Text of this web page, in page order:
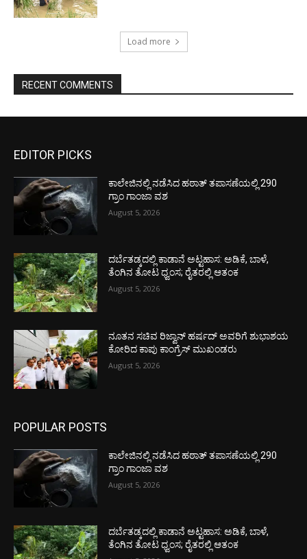
Load more
RECENT COMMENTS
EDITOR PICKS
ಕಾಲೇಜಿನಲ್ಲಿ ನಡೆಸಿದ ಹಠಾತ್ ತಪಾಸಣೆಯಲ್ಲಿ 290
ಗ್ರಾಂ ಗಾಂಜಾ ವಶ
August 5, 2026
ದರ್ಬೆತಡ್ಕದಲ್ಲಿ ಕಾಡಾನೆ ಅಟ್ಟಹಾಸ: ಅಡಿಕೆ, ಬಾಳೆ,
ತೆಂಗಿನ ತೋಟ ಧ್ವಂಸ; ರೈತರಲ್ಲಿ ಆತಂಕ
August 5, 2026
ನೂತನ ಸಚಿವ ರಿಜ್ವಾನ್ ಹರ್ಷದ್ ಅವರಿಗೆ ಶುಭಾಶಯ
ಕೋರಿದ ಕಾಪು ಕಾಂಗ್ರೆಸ್ ಮುಖಂಡರು
August 5, 2026
POPULAR POSTS
ಕಾಲೇಜಿನಲ್ಲಿ ನಡೆಸಿದ ಹಠಾತ್ ತಪಾಸಣೆಯಲ್ಲಿ 290
ಗ್ರಾಂ ಗಾಂಜಾ ವಶ
August 5, 2026
ದರ್ಬೆತಡ್ಕದಲ್ಲಿ ಕಾಡಾನೆ ಅಟ್ಟಹಾಸ: ಅಡಿಕೆ, ಬಾಳೆ,
ತೆಂಗಿನ ತೋಟ ಧ್ವಂಸ; ರೈತರಲ್ಲಿ ಆತಂಕ